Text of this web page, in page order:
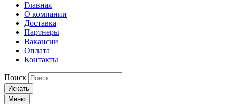
Главная
О компании
Доставка
Партнеры
Вакансии
Оплата
Контакты
Поиск
Искать
Меню